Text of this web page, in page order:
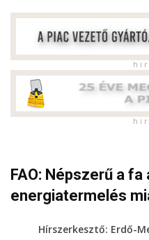
h i r
h i
FAO: Népszerű a
energiatermelés
Hírszerkesztő: Erdő-